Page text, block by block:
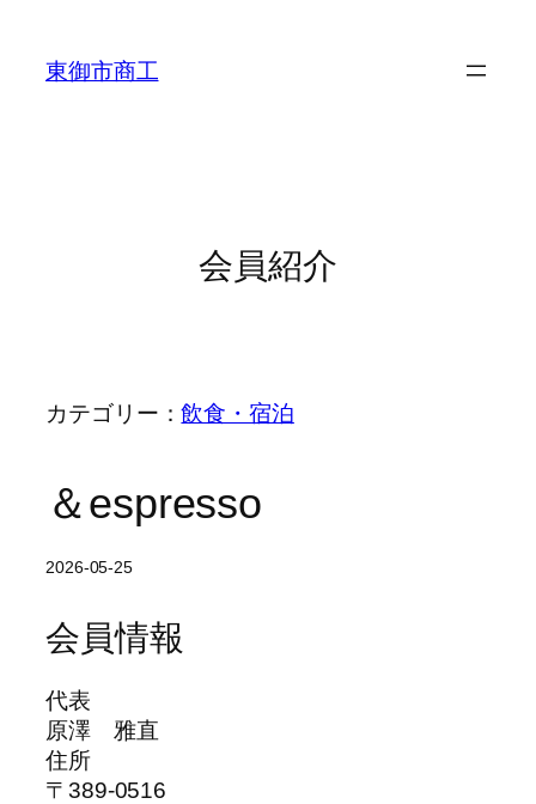
東御市商工
会員紹介
カテゴリー：飲食・宿泊
＆espresso
2026-05-25
会員情報
代表
原澤 雅直
住所
〒389-0516